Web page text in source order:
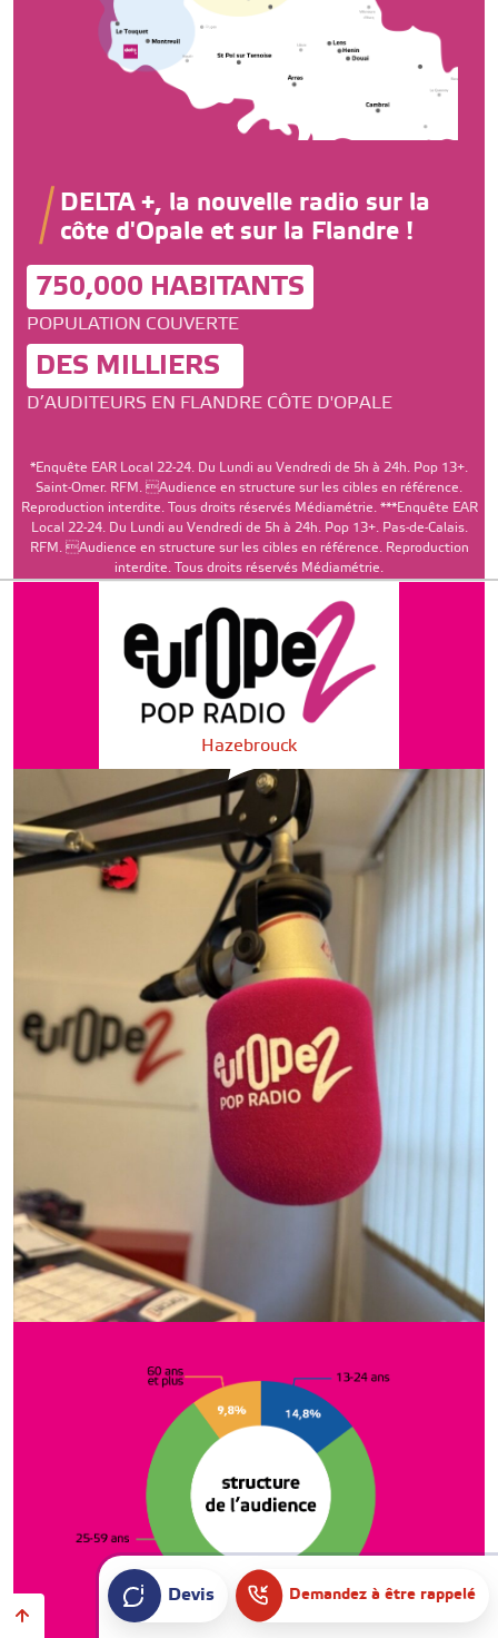
DELTA +, la nouvelle radio sur la
côte d'Opale et sur la Flandre !
750,000 HABITANTS
POPULATION COUVERTE
DES MILLIERS
D’AUDITEURS EN FLANDRE CÔTE D'OPALE
*Enquête EAR Local 22-24. Du Lundi au Vendredi de 5h à 24h. Pop 13+.
Saint-Omer. RFM. Audience en structure sur les cibles en référence.
Reproduction interdite. Tous droits réservés Médiamétrie. ***Enquête EAR
Local 22-24. Du Lundi au Vendredi de 5h à 24h. Pop 13+. Pas-de-Calais.
RFM. Audience en structure sur les cibles en référence. Reproduction
interdite. Tous droits réservés Médiamétrie.
Hazebrouck
Devis Demandez à être rappelé